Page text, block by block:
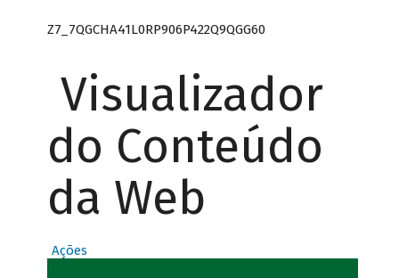
Z7_7QGCHA41L0RP906P422Q9QGG60
Visualizador
do Conteúdo
da Web
Ações